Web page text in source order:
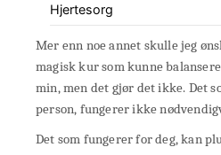
Hjertesorg
Mer enn noe annet skulle jeg
magisk kur som kunne
min, men det gjør det ikke. Det
person, fungerer ikke
Det som fungerer for deg, kan